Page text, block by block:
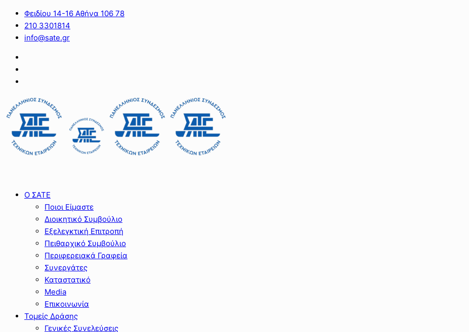
Φειδίου 14-16 Αθήνα 106 78
210 3301814
info@sate.gr
Ο ΣΑΤΕ
Ποιοι Είμαστε
Διοικητικό Συμβούλιο
Εξελεγκτική Επιτροπή
Πειθαρχικό Συμβούλιο
Περιφερειακά Γραφεία
Συνεργάτες
Καταστατικό
Media
Επικοινωνία
Τομείς Δράσης
Γενικές Συνελεύσεις